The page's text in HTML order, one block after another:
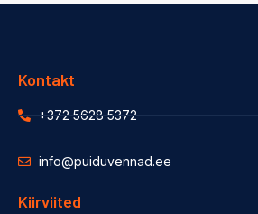
Kontakt
+372 5628 5372
info@puiduvennad.ee
Kiirviited